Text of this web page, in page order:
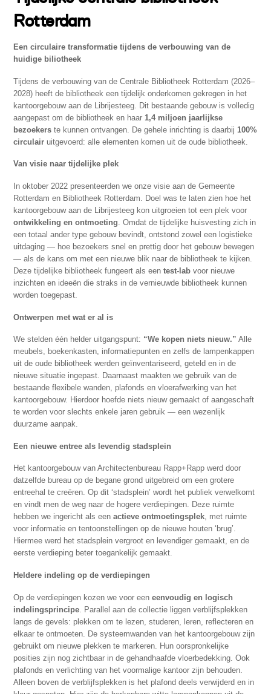
Rotterdam
Een circulaire transformatie tijdens de verbouwing van de
huidige biliotheek
Tijdens de verbouwing van de Centrale Bibliotheek Rotterdam (2026–
2028) heeft de bibliotheek een tijdelijk onderkomen gekregen in het
kantoorgebouw aan de Librijesteeg. Dit bestaande gebouw is volledig
aangepast om de bibliotheek en haar 1,4 miljoen jaarlijkse
bezoekerste kunnen ontvangen. De gehele inrichting is daarbij 100%
circulair uitgevoerd: alle elementen komen uit de oude bibliotheek.
Van visie naar tijdelijke plek
In oktober 2022 presenteerden we onze visie aan de Gemeente
Rotterdam en Bibliotheek Rotterdam. Doel was te laten zien hoe het
kantoorgebouw aan de Librijesteeg kon uitgroeien tot een plek voor
ontwikkeling en ontmoeting . Omdat de tijdelijke huisvesting zich in
een totaal ander type gebouw bevindt, ontstond zowel een logistieke
uitdaging — hoe bezoekers snel en prettig door het gebouw bewegen
— als de kans om met een nieuwe blik naar de bibliotheek te kijken.
Deze tijdelijke bibliotheek fungeert als eentest-lab voor nieuwe
inzichten en ideeën die straks in de vernieuwde bibliotheek kunnen
worden toegepast.
Ontwerpen met wat er al is
We stelden één helder uitgangspunt: “We kopen niets nieuw.” Alle
meubels, boekenkasten, informatiepunten en zelfs de lampenkappen
uit de oude bibliotheek werden geïnventariseerd, geteld en in de
nieuwe situatie ingepast. Daarnaast maakten we gebruik van de
bestaande flexibele wanden, plafonds en vloerafwerking van het
kantoorgebouw. Hierdoor hoefde niets nieuw gemaakt of aangeschaft
te worden voor slechts enkele jaren gebruik — een wezenlijk
duurzame aanpak.
Een nieuwe entree als levendig stadsplein
Het kantoorgebouw van Architectenbureau Rapp+Rapp werd door
datzelfde bureau op de begane grond uitgebreid om een grotere
entreehal te creëren. Op dit ‘stadsplein’ wordt het publiek verwelkomt
en vindt men de weg naar de hogere verdiepingen. Deze ruimte
hebben we ingericht als eenactieve ontmoetingsplek, met ruimte
voor informatie en tentoonstellingen op de nieuwe houten ‘brug’.
Hiermee werd het stadsplein vergroot en levendiger gemaakt, en de
eerste verdieping beter toegankelijk gemaakt.
Heldere indeling op de verdiepingen
Op de verdiepingen kozen we voor eeneenvoudig en logisch
indelingsprincipe . Parallel aan de collectie liggen verblijfsplekken
langs de gevels: plekken om te lezen, studeren, leren, reflecteren en
elkaar te ontmoeten. De systeemwanden van het kantoorgebouw zijn
gebruikt om nieuwe plekken te markeren. Hun oorspronkelijke
posities zijn nog zichtbaar in de gehandhaafde vloerbedekking. Ook
plafonds en verlichting van het voormalige kantoor zijn behouden.
Alleen boven de verblijfsplekken is het plafond deels verwijderd en in